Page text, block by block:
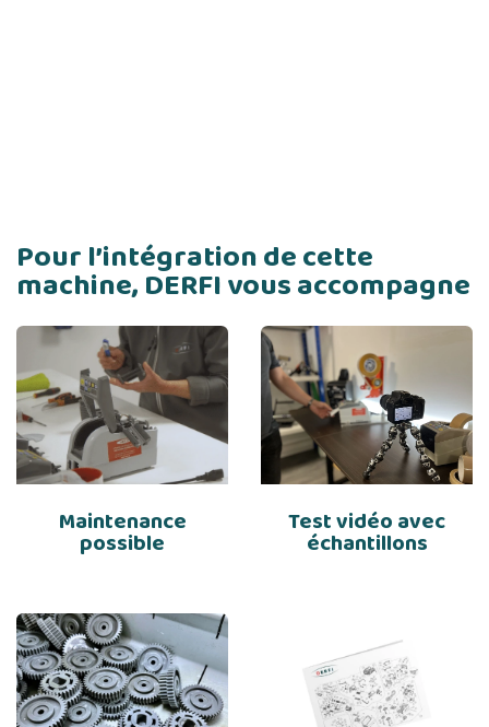
Pour l’intégration de cette
machine, DERFI vous accompagne
Maintenance
possible
Test vidéo avec
échantillons